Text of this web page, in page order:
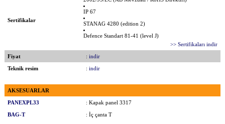
Sertifikalar
IP 67
STANAG 4280 (edition 2)
Defence Standart 81-41 (level J)
>> Sertifikaları indir
Fiyat
: indir
Teknik resim
: indir
AKSESUARLAR
PANEXPL33
: Kapak panel 3317
BAG-T
: İç çanta T